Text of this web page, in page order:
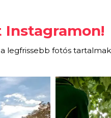
Instagramon!
legfrissebb fotós